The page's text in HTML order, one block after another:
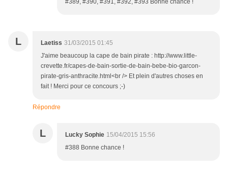
L Laetiss 31/03/2015 01:45
J'aime beaucoup la cape de bain pirate : http://www.little-
crevette.fr/capes-de-bain-sortie-de-bain-bebe-bio-garcon-
pirate-gris-anthracite.html<br /> Et plein d'autres choses en
fait ! Merci pour ce concours ;-)
Répondre
L Lucky Sophie 15/04/2015 15:56
#388 Bonne chance !